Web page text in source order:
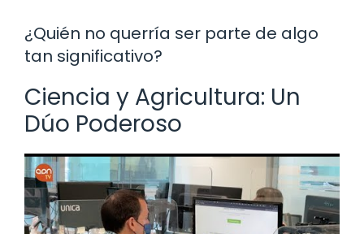
¿Quién no querría ser parte de algo
tan significativo?
Ciencia y Agricultura: Un
Dúo Poderoso